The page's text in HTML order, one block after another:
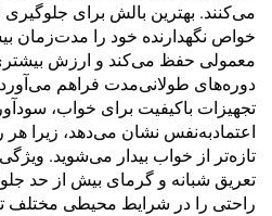
می‌کنند. بهترین بالش برای
خواص نگهدارنده خود را مدت‌زمان
معمولی حفظ می‌کند و ارزش بیشتری
دوره‌های طولانی‌مدت فراهم
تجهیزات باکیفیت برای خواب،
اعتمادبه‌نفس نشان می‌دهد، زیرا
تازه‌تر از خواب بیدار می‌شوید.
تعریق شبانه و گرمای بیش از حد
راحتی را در شرایط محیطی مختلف